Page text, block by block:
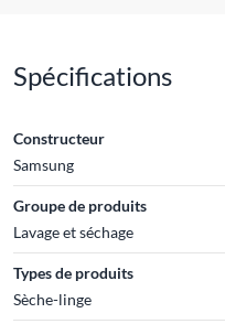
Spécifications
Constructeur
Samsung
Groupe de produits
Lavage et séchage
Types de produits
Sèche-linge